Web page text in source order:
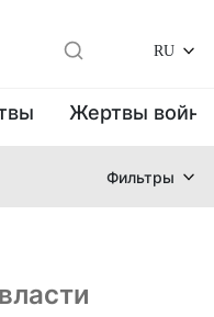
RU
Жертвы
Фильтры